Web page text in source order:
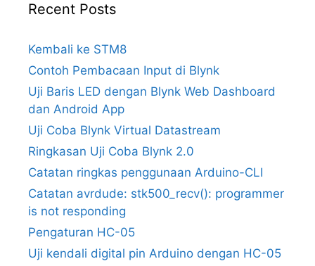
Recent Posts
Kembali ke STM8
Contoh Pembacaan Input di Blynk
Uji Baris LED dengan Blynk Web Dashboard
dan Android App
Uji Coba Blynk Virtual Datastream
Ringkasan Uji Coba Blynk 2.0
Catatan ringkas penggunaan Arduino-CLI
Catatan avrdude: stk500_recv(): programmer
is not responding
Pengaturan HC-05
Uji kendali digital pin Arduino dengan HC-05